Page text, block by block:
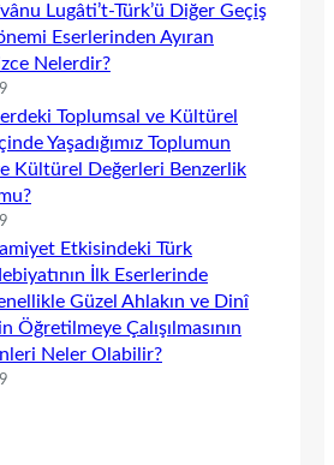
Lugâti’t-Türk’ü Diğer Geçiş
Eserlerinden Ayıran
Nelerdir?
Toplumsal ve Kültürel
Yaşadığımız Toplumun
Kültürel Değerleri Benzerlik
Etkisindeki Türk
İlk Eserlerinde
Güzel Ahlakın ve Dinî
Öğretilmeye Çalışılmasının
Neler Olabilir?